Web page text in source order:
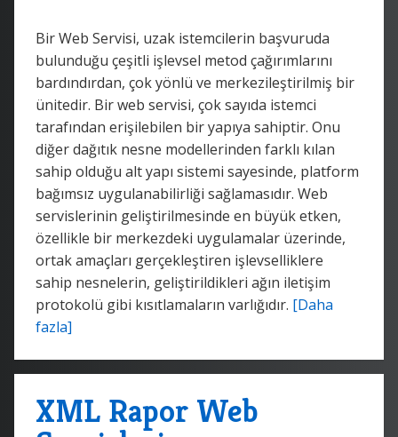
Bir Web Servisi, uzak istemcilerin başvuruda
bulunduğu çeşitli işlevsel metod çağırımlarını
bardındırdan, çok yönlü ve merkezileştirilmiş bir
ünitedir. Bir web servisi, çok sayıda istemci
tarafından erişilebilen bir yapıya sahiptir. Onu
diğer dağıtık nesne modellerinden farklı kılan
sahip olduğu alt yapı sistemi sayesinde, platform
bağımsız uygulanabilirliği sağlamasıdır. Web
servislerinin geliştirilmesinde en büyük etken,
özellikle bir merkezdeki uygulamalar üzerinde,
ortak amaçları gerçekleştiren işlevselliklere
sahip nesnelerin, geliştirildikleri ağın iletişim
protokolü gibi kısıtlamaların varlığıdır. [Daha
fazla]
XML Rapor Web